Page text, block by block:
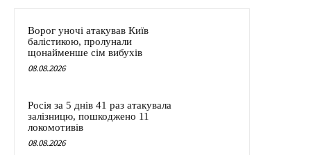
Ворог уночі атакував Київ
балістикою, пролунали
щонайменше сім вибухів
08.08.2026
Росія за 5 днів 41 раз атакувала
залізницю, пошкоджено 11
локомотивів
08.08.2026